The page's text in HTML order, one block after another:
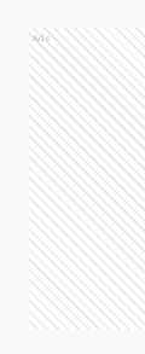
Ads